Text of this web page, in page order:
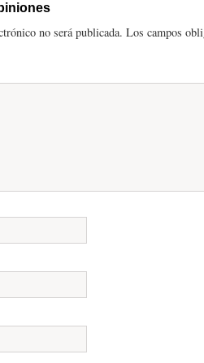
no será publicada. Los campos